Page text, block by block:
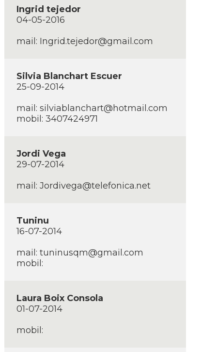
Ingrid tejedor
04-05-2016
mail: Ingrid.tejedor@gmail.com
Silvia Blanchart Escuer
25-09-2014
mail: silviablanchart@hotmail.com
mobil: 3407424971
Jordi Vega
29-07-2014
mail: Jordivega@telefonica.net
Tuninu
16-07-2014
mail: tuninusqm@gmail.com
mobil:
Laura Boix Consola
01-07-2014
mobil: